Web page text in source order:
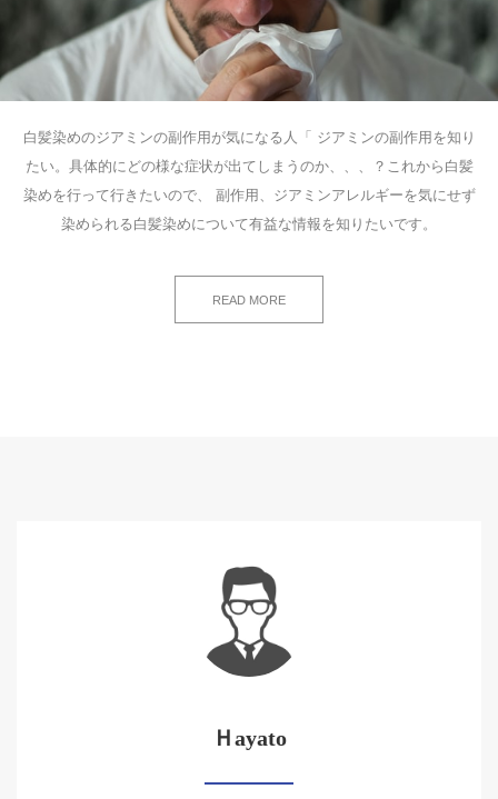
白髪染めのジアミンの副作用が気になる人「 ジアミンの副作用を知り
たい。具体的にどの様な症状が出てしまうのか、、、？これから白髪
染めを行って行きたいので、 副作用、ジアミンアレルギーを気にせず
染められる白髪染めについて有益な情報を知りたいです。
READ MORE
Ｈayato